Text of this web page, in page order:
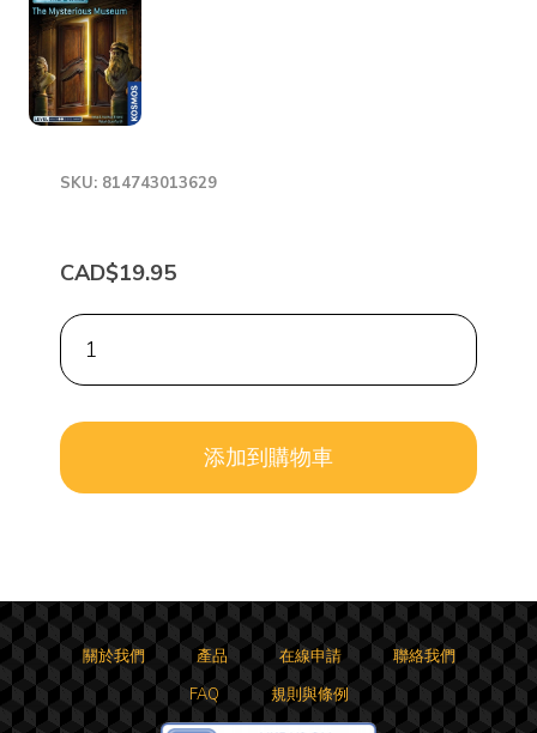
SKU: 814743013629
CAD$19.95
關於我們 產品 在線申請
聯絡我們
FAQ
規則與條例